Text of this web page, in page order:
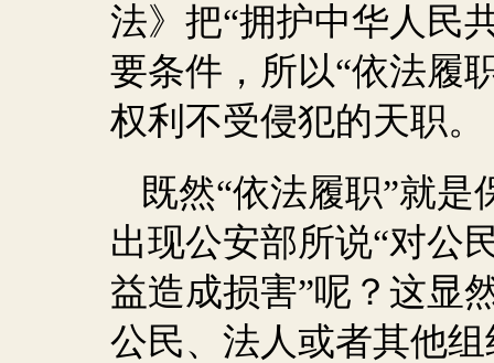
法》把“拥护中华人民
要条件，所以“依法履
权利不受侵犯的天职。
既然“依法履职”就
出现公安部所说“对公
益造成损害”呢？这显
公民、法人或者其他